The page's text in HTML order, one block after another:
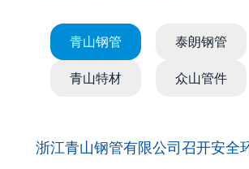
青山钢管 泰朗钢管
青山特材 众山管件
浙江青山钢管有限公司召开安全